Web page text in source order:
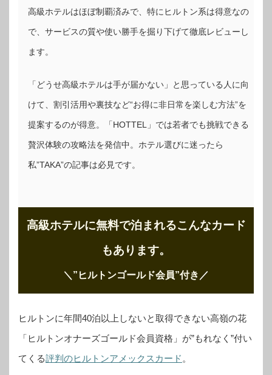
高級ホテルはほぼ制覇済みで、特にヒルトン系は得意なの
で、サービスの質や使い勝手を掘り下げて徹底レビューし
ます。
「どうせ高級ホテルは手が届かない」と思っている人に向
けて、割引活用や裏技など“お得に非日常を楽しむ方法”を
提案するのが得意。「HOTTEL」では若者でも挑戦できる
贅沢体験の攻略法を発信中。ホテル選びに迷ったら
私”TAKA”の記事は必見です。
高級ホテルに無料で泊まれるこんなカード
もあります。
＼”ヒルトンゴールド会員”付き ／
ヒルトンに年間40泊以上しないと取得できない高嶺の花
「ヒルトンオナーズゴールド会員資格」が”もれなく”付い
てくる評判のヒルトンアメックスカード 。